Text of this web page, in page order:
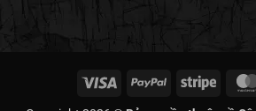
Visa PayPal Stripe